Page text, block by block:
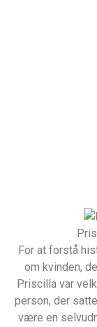
For at forstå
om kvinden,
Priscilla var
person, der
være en